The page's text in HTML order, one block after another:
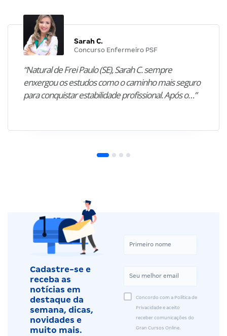
Sarah C.
Concurso Enfermeiro PSF
“Natural de Frei Paulo (SE), Sarah C. sempre
enxergou os estudos como o caminho mais seguro
para conquistar estabilidade profissional. Após o…”
Cadastre-se e
receba as
notícias em
destaque da
semana, dicas,
novidades e
muito mais.
Concordo com a Política de
Privacidade e aceito
receber comunicações do
Gran Cursos Online.